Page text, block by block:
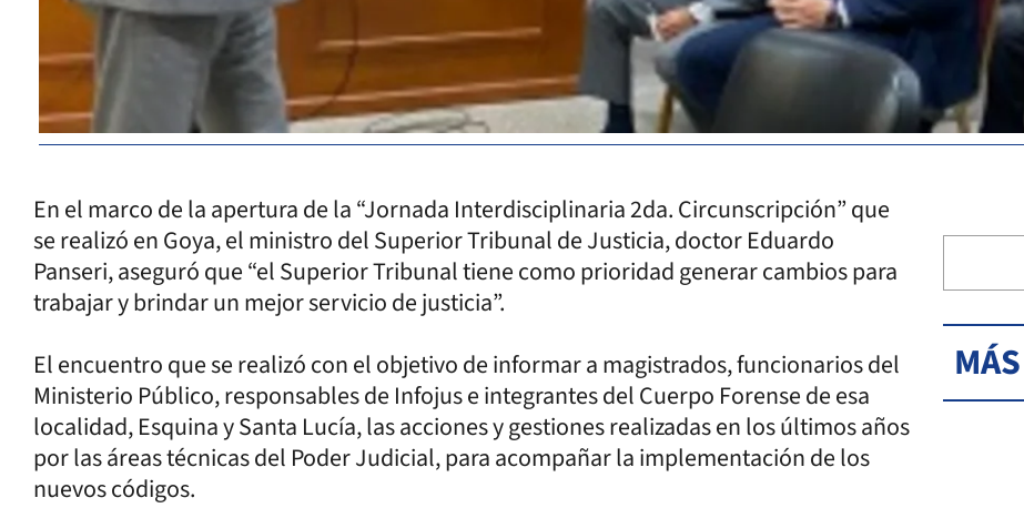
En el marco de la apertura de la “Jornada Interdisciplinaria 2da. Circunscripción” que
se realizó en Goya, el ministro del Superior Tribunal de Justicia, doctor Eduardo
Panseri, aseguró que “el Superior Tribunal tiene como prioridad generar cambios para
trabajar y brindar un mejor servicio de justicia”.
El encuentro que se realizó con el objetivo de informar a magistrados, funcionarios del
Ministerio Público, responsables de Infojus e integrantes del Cuerpo Forense de esa
localidad, Esquina y Santa Lucía, las acciones y gestiones realizadas en los últimos años
por las áreas técnicas del Poder Judicial, para acompañar la implementación de los
nuevos códigos.